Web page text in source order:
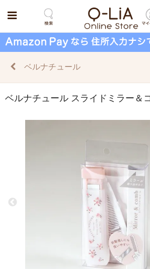
ベルナチュール
ベルナチュール スライドミラー＆